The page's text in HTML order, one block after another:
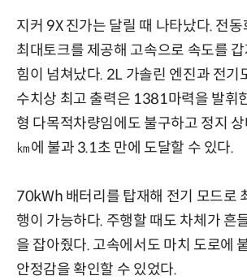
지커 9X 진가는 달릴 때 나타났다. 전
최대토크를 제공해 고속으로 속도를
힘이 넘쳐났다. 2L 가솔린 엔진과 전기
수치상 최고 출력은 1381마력을 발휘
형 다목적차량임에도 불구하고 정지
㎞에 불과 3.1초 만에 도달할 수 있다.
70kWh 배터리를 탑재해 전기 모드로
행이 가능하다. 주행할 때도 차체가 흔
을 잡아줬다. 고속에서도 마치 도로에
안정감을 확인할 수 있었다.